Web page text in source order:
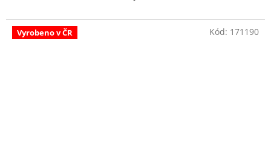
Vyrobeno v ČR Kód: 171190